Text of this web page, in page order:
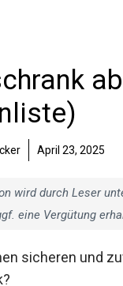
April 23, 2025
wird durch Leser
eine Vergütung
sicheren und